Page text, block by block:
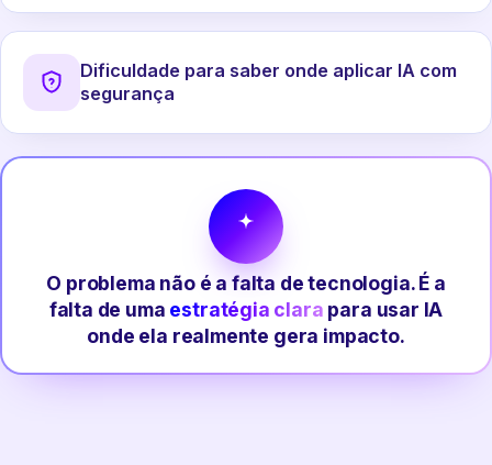
Dificuldade para saber onde aplicar IA com
segurança
O problema não é a falta de tecnologia. É a
falta de uma estratégia clara para usar IA
onde ela realmente gera impacto.